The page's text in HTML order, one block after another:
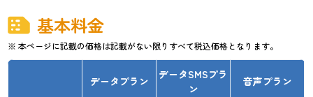
基本料金
※ 本ページに記載の価格は記載がない限りすべて税込価格となります。
データプラン
データSMSプラ
ン
音声プラン